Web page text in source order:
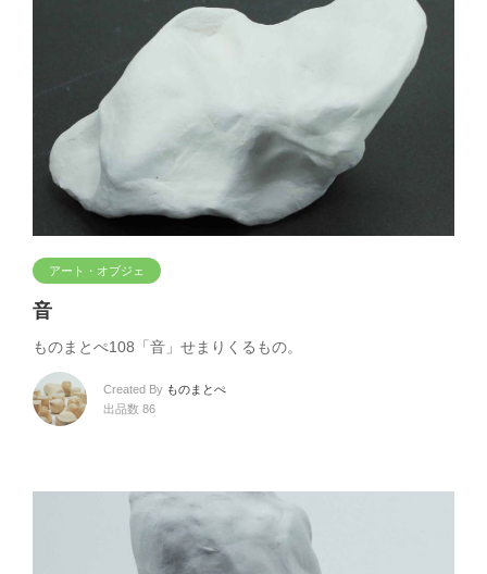
アート・オブジェ
音
ものまとぺ108「音」せまりくるもの。
Created By ものまとぺ
出品数 86